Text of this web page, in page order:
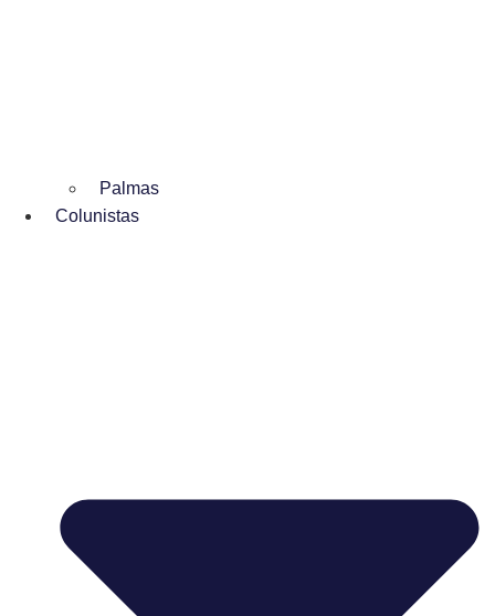
Palmas
Colunistas